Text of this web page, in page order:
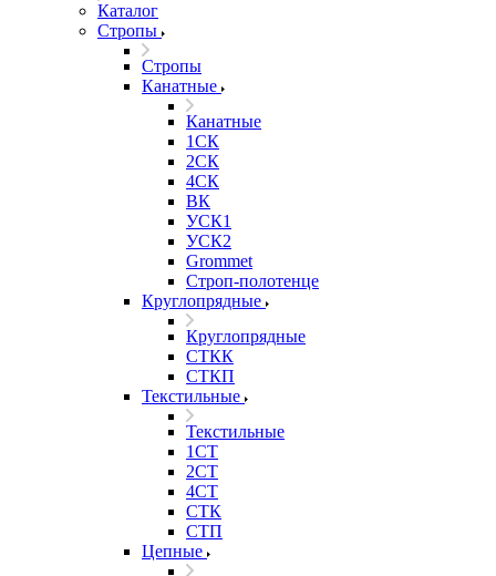
Каталог
Стропы
Стропы
Канатные
Канатные
1СК
2СК
4СК
ВК
УСК1
УСК2
Grommet
Строп-полотенце
Круглопрядные
Круглопрядные
СТКК
СТКП
Текстильные
Текстильные
1СТ
2СТ
4СТ
СТК
СТП
Цепные